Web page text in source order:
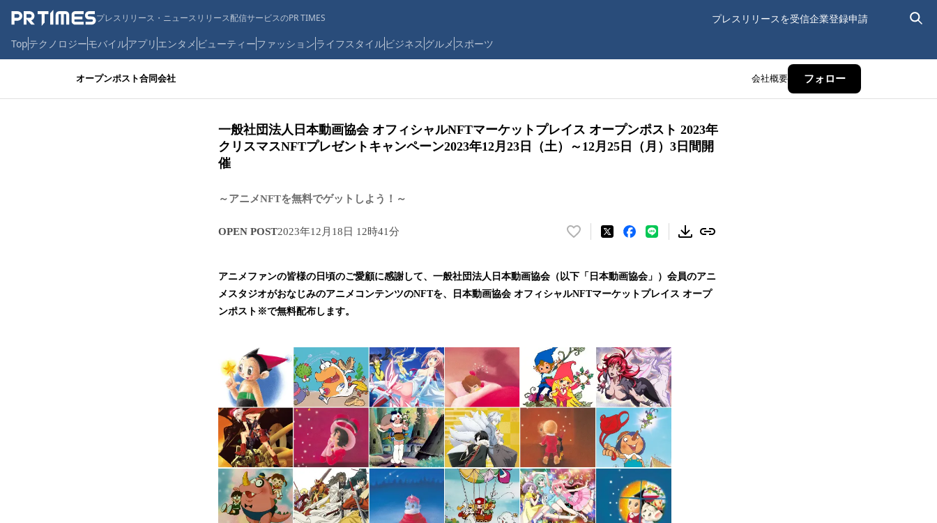
プレスリリース・ニュースリリース配信サービスのPR TIMES プレスリリースを受信企業登録申請
Topテクノロジーモバイルアプリ エンタメ ビューティーファッションライフスタイルビジネス グルメ スポーツ
オープンポスト合同会社 会社概要 フォロー
一般社団法人日本動画協会 オフィシャルNFTマーケットプレイス オープンポスト 2023年
クリスマスNFTプレゼントキャンペーン2023年12月23日（土）～12月25日（月）3日間開
催
～アニメNFTを無料でゲットしよう！～
OPEN POST2023年12月18日 12時41分
い
！
数
込
み
中
で
アニメファンの皆様の日頃のご愛顧に感謝して、一般社団法人日本動画協会（以下「日本動画協会」）会員のアニ
メスタジオがおなじみのアニメコンテンツのNFTを、日本動画協会 オフィシャルNFTマーケットプレイス オープ
ンポスト※で無料配布します。